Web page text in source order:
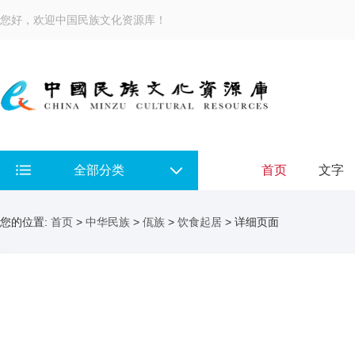
您好，欢迎中国民族文化资源库！
全部分类 首页 文字
您的位置: 首页 > 中华民族 > 佤族 > 饮食起居 > 详细页面